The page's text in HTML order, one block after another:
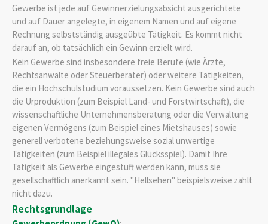
Gewerbe ist jede auf Gewinnerzielungsabsicht ausgerichtete
und auf Dauer angelegte, in eigenem Namen und auf eigene
Rechnung selbstständig ausgeübte Tätigkeit. Es kommt nicht
darauf an, ob tatsächlich ein Gewinn erzielt wird.
Kein Gewerbe sind insbesondere freie Berufe (wie Ärzte,
Rechtsanwälte oder Steuerberater) oder weitere Tätigkeiten,
die ein Hochschulstudium voraussetzen. Kein Gewerbe sind auch
die Urproduktion (zum Beispiel Land- und Forstwirtschaft), die
wissenschaftliche Unternehmensberatung oder die Verwaltung
eigenen Vermögens (zum Beispiel eines Mietshauses) sowie
generell verbotene beziehungsweise sozial unwertige
Tätigkeiten (zum Beispiel illegales Glücksspiel). Damit Ihre
Tätigkeit als Gewerbe eingestuft werden kann, muss sie
gesellschaftlich anerkannt sein. "Hellsehen" beispielsweise zählt
nicht dazu.
Rechtsgrundlage